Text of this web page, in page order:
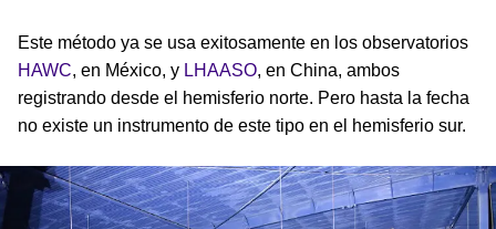
Este método ya se usa exitosamente en los observatorios
HAWC, en México, y LHAASO, en China, ambos
registrando desde el hemisferio norte. Pero hasta la fecha
no existe un instrumento de este tipo en el hemisferio sur.